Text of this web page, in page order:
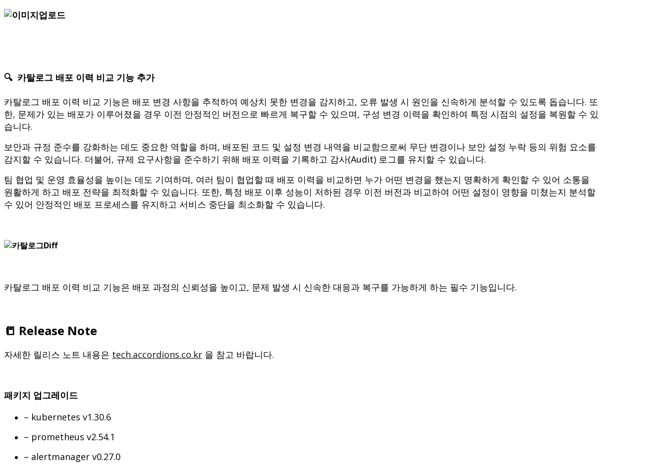
🔍 카탈로그 배포 이력 비교 기능 추가
카탈로그 배포 이력 비교 기능은 배포 변경 사항을 추적하여 예상치 못한 변경을 감지하고, 오류 발생 시 원인을 신속하게 분석할 수 있도록 돕습니다. 또
한, 문제가 있는 배포가 이루어졌을 경우 이전 안정적인 버전으로 빠르게 복구할 수 있으며, 구성 변경 이력을 확인하여 특정 시점의 설정을 복원할 수 있
습니다.
보안과 규정 준수를 강화하는 데도 중요한 역할을 하며, 배포된 코드 및 설정 변경 내역을 비교함으로써 무단 변경이나 보안 설정 누락 등의 위험 요소를
감지할 수 있습니다. 더불어, 규제 요구사항을 준수하기 위해 배포 이력을 기록하고 감사(Audit) 로그를 유지할 수 있습니다.
팀 협업 및 운영 효율성을 높이는 데도 기여하며, 여러 팀이 협업할 때 배포 이력을 비교하면 누가 어떤 변경을 했는지 명확하게 확인할 수 있어 소통을
원활하게 하고 배포 전략을 최적화할 수 있습니다. 또한, 특정 배포 이후 성능이 저하된 경우 이전 버전과 비교하여 어떤 설정이 영향을 미쳤는지 분석할
수 있어 안정적인 배포 프로세스를 유지하고 서비스 중단을 최소화할 수 있습니다.
카탈로그 배포 이력 비교 기능은 배포 과정의 신뢰성을 높이고, 문제 발생 시 신속한 대응과 복구를 가능하게 하는 필수 기능입니다.
📒 Release Note
자세한 릴리스 노트 내용은 tech.accordions.co.kr 을 참고 바랍니다.
패키지 업그레이드
– kubernetes v1.30.6
– prometheus v2.54.1
– alertmanager v0.27.0